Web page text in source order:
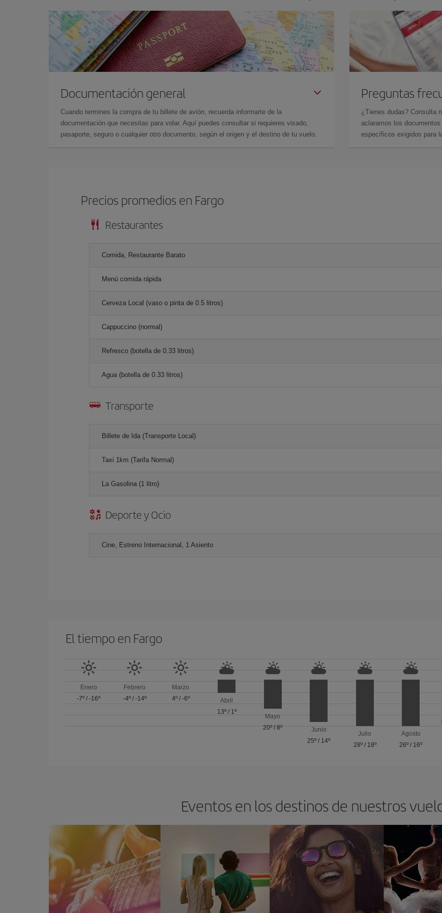
Documentación general
Cuando termines la compra de tu billete de avión, recuerda informarte de la
documentación que necesitas para volar. Aquí puedes consultar si requieres visado,
pasaporte, seguro o cualquier otro documento, según el origen y el destino de tu vuelo.
Preguntas
¿Tienes dudas? Consulta
aclaramos los
específicos exigidos para
Precios promedios en Fargo
Restaurantes
Comida, Restaurante Barato
Menú comida rápida
Cerveza Local (vaso o pinta de 0.5 litros)
Cappuccino (normal)
Refresco (botella de 0.33 litros)
Agua (botella de 0.33 litros)
Transporte
Billete de Ida (Transporte Local)
Taxi 1km (Tarifa Normal)
La Gasolina (1 litro)
Deporte y Ocio
Cine, Estreno Internacional, 1 Asiento
El tiempo en Fargo
Enero
-7º /-16º
Febrero
-4º/ -14º
Marzo
4º/ -6º
Abril
13º/ 1º
Mayo
20º/8º
Junio
25º / 14º
Julio
28º/ 18º
Agosto
26º / 16º
Eventos en los destinos de nuestros